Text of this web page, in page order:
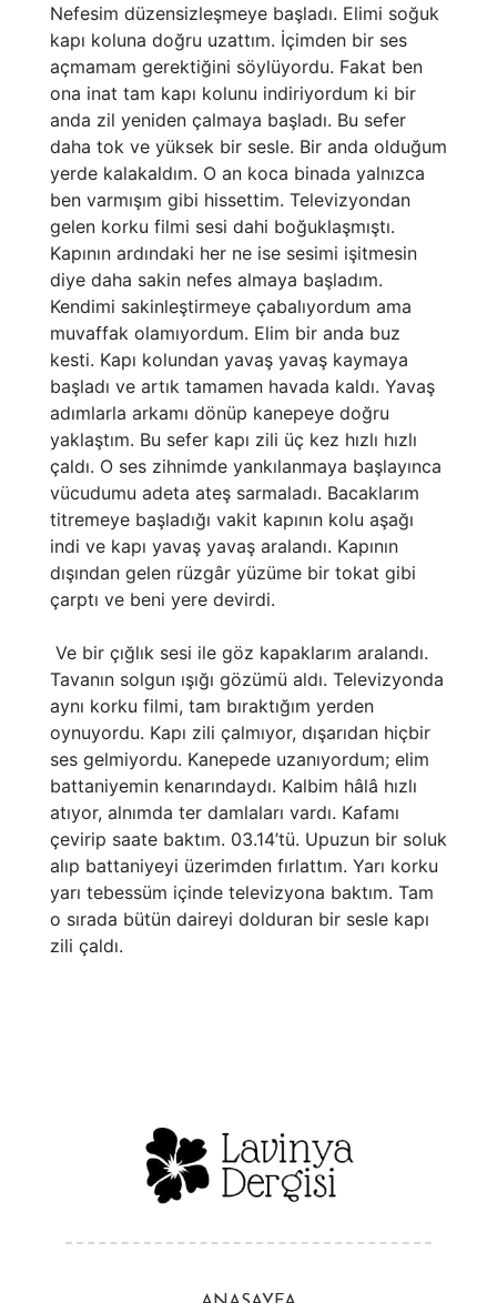
Nefesim düzensizleşmeye başladı. Elimi soğuk
kapı koluna doğru uzattım. İçimden bir ses
açmamam gerektiğini söylüyordu. Fakat ben
ona inat tam kapı kolunu indiriyordum ki bir
anda zil yeniden çalmaya başladı. Bu sefer
daha tok ve yüksek bir sesle. Bir anda olduğum
yerde kalakaldım. O an koca binada yalnızca
ben varmışım gibi hissettim. Televizyondan
gelen korku filmi sesi dahi boğuklaşmıştı.
Kapının ardındaki her ne ise sesimi işitmesin
diye daha sakin nefes almaya başladım.
Kendimi sakinleştirmeye çabalıyordum ama
muvaffak olamıyordum. Elim bir anda buz
kesti. Kapı kolundan yavaş yavaş kaymaya
başladı ve artık tamamen havada kaldı. Yavaş
adımlarla arkamı dönüp kanepeye doğru
yaklaştım. Bu sefer kapı zili üç kez hızlı hızlı
çaldı. O ses zihnimde yankılanmaya başlayınca
vücudumu adeta ateş sarmaladı. Bacaklarım
titremeye başladığı vakit kapının kolu aşağı
indi ve kapı yavaş yavaş aralandı. Kapının
dışından gelen rüzgâr yüzüme bir tokat gibi
çarptı ve beni yere devirdi.
Ve bir çığlık sesi ile göz kapaklarım aralandı.
Tavanın solgun ışığı gözümü aldı. Televizyonda
aynı korku filmi, tam bıraktığım yerden
oynuyordu. Kapı zili çalmıyor, dışarıdan hiçbir
ses gelmiyordu. Kanepede uzanıyordum; elim
battaniyemin kenarındaydı. Kalbim hâlâ hızlı
atıyor, alnımda ter damlaları vardı. Kafamı
çevirip saate baktım. 03.14’tü. Upuzun bir soluk
alıp battaniyeyi üzerimden fırlattım. Yarı korku
yarı tebessüm içinde televizyona baktım. Tam
o sırada bütün daireyi dolduran bir sesle kapı
zili çaldı.